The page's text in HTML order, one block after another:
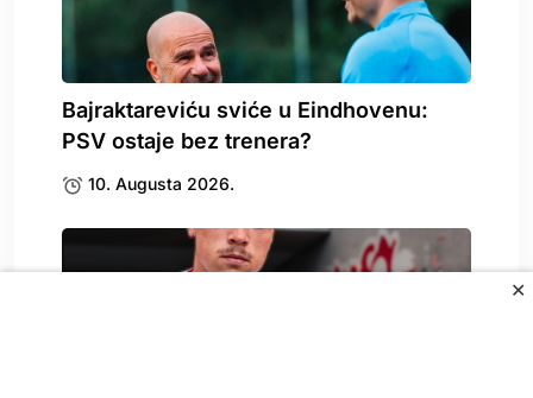
✕
Bajraktareviću sviće u Eindhovenu:
PSV ostaje bez trenera?
10. Augusta 2026.